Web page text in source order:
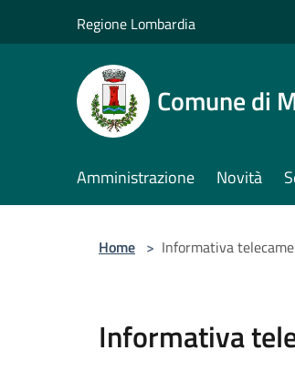
Regione Lombardia
Comune di
Amministrazione Novità
Home > Informativa
Informativa